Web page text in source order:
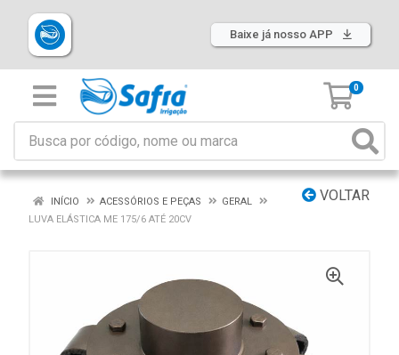
Baixe já nosso APP
0
VOLTAR
INÍCIO ACESSÓRIOS E PEÇAS
GERAL
LUVA ELÁSTICA ME 175/6 ATÉ 20CV